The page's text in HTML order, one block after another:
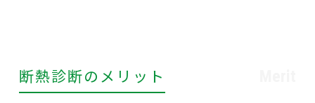
断熱診断のメリット